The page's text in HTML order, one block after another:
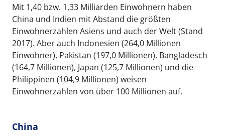
Mit 1,40 bzw. 1,33 Milliarden Einwohnern haben
China und Indien mit Abstand die größten
Einwohnerzahlen Asiens und auch der Welt (Stand
2017). Aber auch Indonesien (264,0 Millionen
Einwohner), Pakistan (197,0 Millionen), Bangladesch
(164,7 Millionen), Japan (125,7 Millionen) und die
Philippinen (104,9 Millionen) weisen
Einwohnerzahlen von über 100 Millionen auf.
China